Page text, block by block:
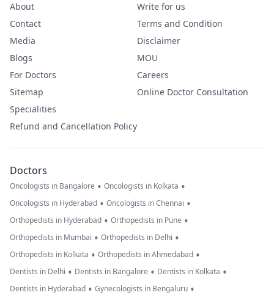
About
Contact
Media
Blogs
For Doctors
Sitemap
Specialities
Refund and Cancellation Policy
Write for us
Terms and Condition
Disclaimer
MOU
Careers
Online Doctor Consultation
Doctors
Oncologists in Bangalore • Oncologists in Kolkata •
Oncologists in Hyderabad • Oncologists in Chennai •
Orthopedists in Hyderabad • Orthopedists in Pune •
Orthopedists in Mumbai • Orthopedists in Delhi •
Orthopedists in Kolkata • Orthopedists in Ahmedabad •
Dentists in Delhi • Dentists in Bangalore • Dentists in Kolkata •
Dentists in Hyderabad • Gynecologists in Bengaluru •